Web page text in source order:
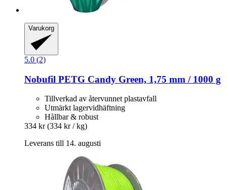
Varukorg
5.0 (2)
Nobufil PETG Candy Green, 1,75 mm / 1000 g
Tillverkad av återvunnet plastavfall
Utmärkt lagervidhäftning
Hållbar & robust
334 kr (334 kr / kg)
Leverans till 14. augusti